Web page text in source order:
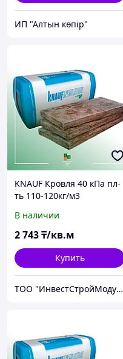
ИП "Алтын көпір"
KNAUF Кровля 40 кПа пл-
ть 110-120кг/м3
В наличии
2 743₸/кв.м
Купить
ТОО "ИнвестСтройМодуль-2030"